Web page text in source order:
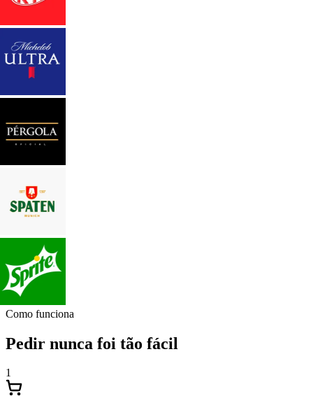
Como funciona
Pedir nunca foi tão fácil
1